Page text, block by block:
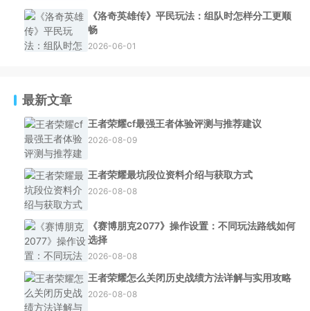
《洛奇英雄传》平民玩法：组队时怎样分工更顺
畅
2026-06-01
最新文章
王者荣耀cf最强王者体验评测与推荐建议
2026-08-09
王者荣耀最坑段位资料介绍与获取方式
2026-08-08
《赛博朋克2077》操作设置：不同玩法路线如何
选择
2026-08-08
王者荣耀怎么关闭历史战绩方法详解与实用攻略
2026-08-08